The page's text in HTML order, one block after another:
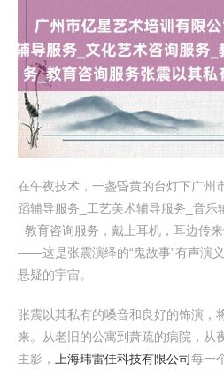
在午夜技术，一盏昏黄的台灯下广州
蹈辅导服务_工艺美术辅导服务_音乐
_教育咨询服务，戴上耳机，耳边传
——这是张震演绎的“鬼故事”有声演
悬疑的宇宙。
张震以其私有的嗓音和良好的饰演，
来。从老旧的公寓到萧疏的病院，从
主影，
上海玮雷佳科技有限公司每一